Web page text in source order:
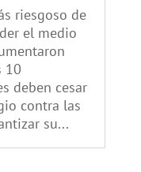
riesgoso de
el medio
10
deben cesar
contra las
su...